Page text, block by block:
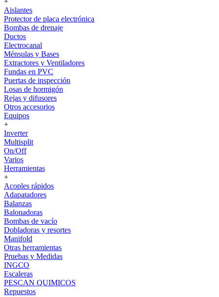
Aislantes
Protector de placa electrónica
Bombas de drenaje
Ductos
Electrocanal
Ménsulas y Bases
Extractores y Ventiladores
Fundas en PVC
Puertas de inspección
Losas de hormigón
Rejas y difusores
Otros accesorios
Equipos
+
Inverter
Multisplit
On/Off
Varios
Herramientas
+
Acoples rápidos
Adapatadores
Balanzas
Balonadoras
Bombas de vacío
Dobladoras y resortes
Manifold
Otras herramientas
Pruebas y Medidas
INGCO
Escaleras
PESCAN QUIMICOS
Repuestos